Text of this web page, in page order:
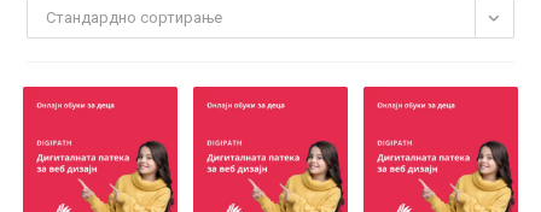
Стандардно сортирање